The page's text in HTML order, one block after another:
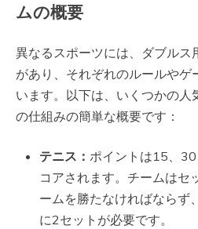
ムの概要
異なるスポーツには、ダブルス
があり、それぞれのルールやゲ
います。以下は、いくつかの人
の仕組みの簡単な概要です：
テニス： ポイントは15、
コアされます。チームはセ
ームを勝たなければならず
に2セットが必要です。